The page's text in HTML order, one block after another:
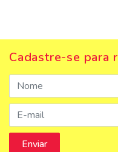
Cadastre-se para